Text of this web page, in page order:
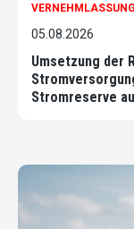
VERNEHMLASSUNG
05.08.2026
Umsetzung der
Stromreserve